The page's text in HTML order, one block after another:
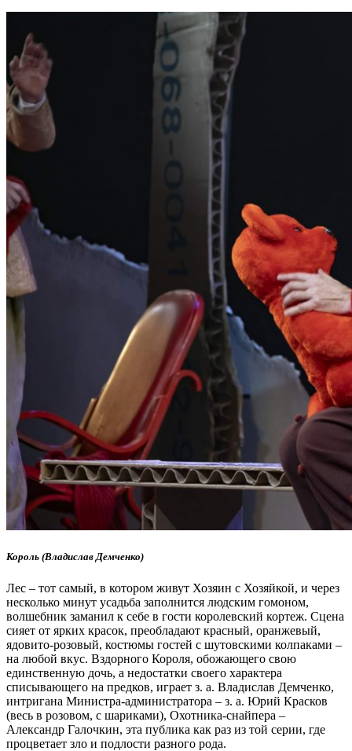
Король (Владислав Демченко)
Лес – тот самый, в котором живут Хозяин с Хозяйкой, и через
несколько минут усадьба заполнится людским гомоном,
волшебник заманил к себе в гости королевский кортеж. Сцена
сияет от ярких красок, преобладают красный, оранжевый,
ядовито-розовый, костюмы гостей с шутовскими колпаками –
на любой вкус. Вздорного Короля, обожающего свою
единственную дочь, а недостатки своего характера
списывающего на предков, играет з. а. Владислав Демченко,
интригана Министра-администратора – з. а. Юрий Красков
(весь в розовом, с шариками), Охотника-снайпера –
Александр Галочкин, эта публика как раз из той серии, где
процветает зло и подлости разного рода.